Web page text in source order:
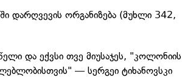
დარღვევის ორგანიზება (მუხლი 342,
და ექვსი თვე მიუსაჯეს, "კოლონიის
— სერგეი ტიხანოვსკი